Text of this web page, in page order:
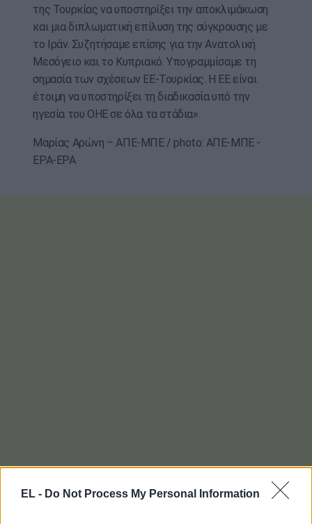
EL - Do Not Process My Personal Information
της Τουρκίας να υποστηρίξει την αποκλιμάκωση
και μια διπλωματική επίλυση της σύγκρουσης με
το Ιράν. Συζητήσαμε επίσης για την Ανατολική
Μεσόγειο και το Κυπριακό. Υπογραμμίσαμε τη
σημασία των σχέσεων ΕΕ-Τουρκίας. Η ΕΕ είναι
έτοιμη να υποστηρίξει τη διαδικασία υπό την
ηγεσία του ΟΗΕ σε όλα τα στάδια».
Μαρίας Αρώνη – ΑΠΕ-ΜΠΕ / photo: ΑΠΕ-ΜΠΕ -
EPA-EPA